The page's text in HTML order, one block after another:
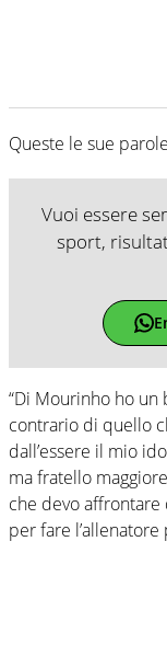
Queste le sue
Vuoi essere
sport,
“Di Mourinho ho
contrario di quello
dall’essere il mio
ma fratello
che devo affrontare
per fare